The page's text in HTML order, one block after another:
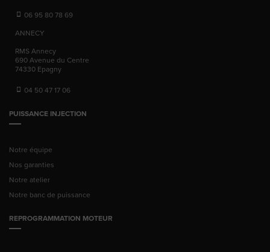
06 95 80 78 69
ANNECY
RMS Annecy
690 Avenue du Centre
74330 Epagny
04 50 47 17 06
PUISSANCE INJECTION
Notre équipe
Nos garanties
Notre atelier
Notre banc de puissance
REPROGRAMMATION MOTEUR